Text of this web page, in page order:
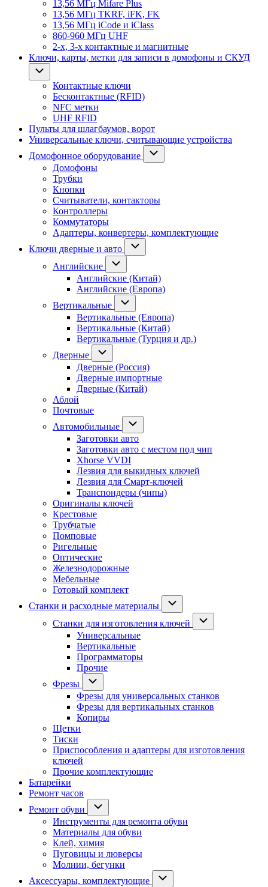
13,56 МГц Mifare Plus
13,56 МГц TKRF, iFK, FK
13,56 МГц iCode и iClass
860-960 МГц UHF
2-х, 3-х контактные и магнитные
Ключи, карты, метки для записи в домофоны и СКУД
Контактные ключи
Бесконтактные (RFID)
NFC метки
UHF RFID
Пульты для шлагбаумов, ворот
Универсальные ключи, считывающие устройства
Домофонное оборудование
Домофоны
Трубки
Кнопки
Считыватели, контакторы
Контроллеры
Коммутаторы
Адаптеры, конвертеры, комплектующие
Ключи дверные и авто
Английские
Английские (Китай)
Английские (Европа)
Вертикальные
Вертикальные (Европа)
Вертикальные (Китай)
Вертикальные (Турция и др.)
Дверные
Дверные (Россия)
Дверные импортные
Дверные (Китай)
Аблой
Почтовые
Автомобильные
Заготовки авто
Заготовки авто с местом под чип
Xhorse VVDI
Лезвия для выкидных ключей
Лезвия для Смарт-ключей
Транспондеры (чипы)
Оригиналы ключей
Крестовые
Трубчатые
Помповые
Ригельные
Оптические
Железнодорожные
Мебельные
Готовый комплект
Станки и расходные материалы
Станки для изготовления ключей
Универсальные
Вертикальные
Программаторы
Прочие
Фрезы
Фрезы для универсальных станков
Фрезы для вертикальных станков
Копиры
Щетки
Тиски
Приспособления и адаптеры для изготовления
ключей
Прочие комплектующие
Батарейки
Ремонт часов
Ремонт обуви
Инструменты для ремонта обуви
Материалы для обуви
Клей, химия
Пуговицы и люверсы
Молнии, бегунки
Аксессуары, комплектующие